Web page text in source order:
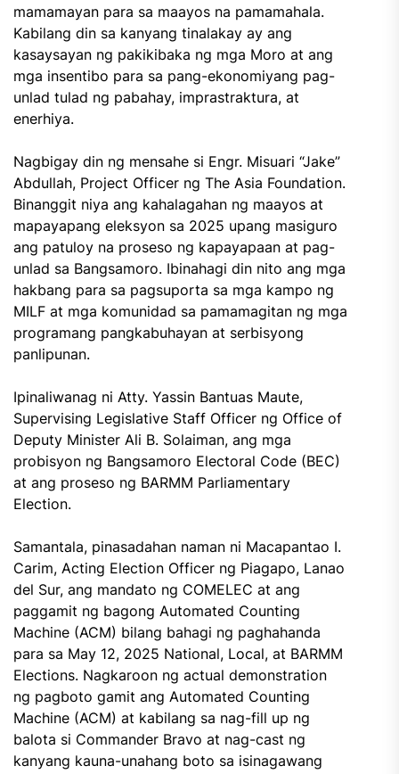
mamamayan para sa maayos na pamamahala.
Kabilang din sa kanyang tinalakay ay ang
kasaysayan ng pakikibaka ng mga Moro at ang
mga insentibo para sa pang-ekonomiyang pag-
unlad tulad ng pabahay, imprastraktura, at
enerhiya.
Nagbigay din ng mensahe si Engr. Misuari “Jake”
Abdullah, Project Officer ng The Asia Foundation.
Binanggit niya ang kahalagahan ng maayos at
mapayapang eleksyon sa 2025 upang masiguro
ang patuloy na proseso ng kapayapaan at pag-
unlad sa Bangsamoro. Ibinahagi din nito ang mga
hakbang para sa pagsuporta sa mga kampo ng
MILF at mga komunidad sa pamamagitan ng mga
programang pangkabuhayan at serbisyong
panlipunan.
Ipinaliwanag ni Atty. Yassin Bantuas Maute,
Supervising Legislative Staff Officer ng Office of
Deputy Minister Ali B. Solaiman, ang mga
probisyon ng Bangsamoro Electoral Code (BEC)
at ang proseso ng BARMM Parliamentary
Election.
Samantala, pinasadahan naman ni Macapantao I.
Carim, Acting Election Officer ng Piagapo, Lanao
del Sur, ang mandato ng COMELEC at ang
paggamit ng bagong Automated Counting
Machine (ACM) bilang bahagi ng paghahanda
para sa May 12, 2025 National, Local, at BARMM
Elections. Nagkaroon ng actual demonstration
ng pagboto gamit ang Automated Counting
Machine (ACM) at kabilang sa nag-fill up ng
balota si Commander Bravo at nag-cast ng
kanyang kauna-unahang boto sa isinagawang